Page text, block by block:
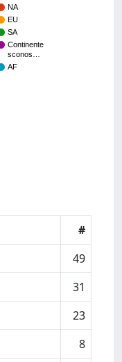
NA
EU
SA
Continente
sconos…
AF
#
49
31
23
8